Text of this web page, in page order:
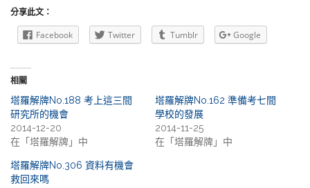
分享此文：
Facebook Twitter Tumblr Google
相關
塔羅解牌No.188 考上這三間
研究所的機會
2014-12-20
在「塔羅解牌」中
塔羅解牌No.162 準備考七間
學校的發展
2014-11-25
在「塔羅解牌」中
塔羅解牌No.306 資料有機會
救回來嗎